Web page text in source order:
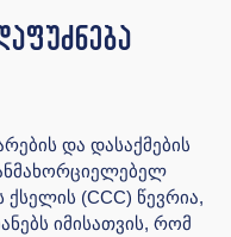
და დასაქმების
(CCC) წევრია,
იმისათვის, რომ